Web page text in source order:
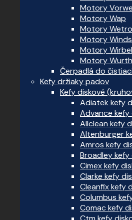
Motory
Motory Wap
Motory
Motory
Motory Wirbel
Motory Wurth
Čerpadlá do
Kefy držiaky padov
Kefy diskové
Adiatek kefy
Advance kefy
Allclean kefy
Altenburger
Amros kefy
Broadley kefy
Cimex kefy
Clarke kefy
Cleanfix kefy
Columbus
Comac kefy